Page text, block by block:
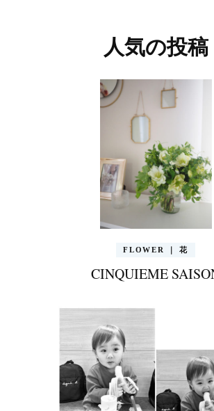
人気の投稿
FLOWER ｜ 花
CINQUIEME